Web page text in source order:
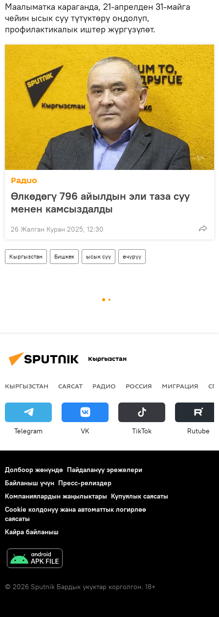
Маалыматка караганда, 21-апрелден 31-майга
чейин ысык суу түтүктөрү оңдолуп,
профилактикалык иштер жүргүзүлөт.
Радио
Өлкөдөгү 796 айылдын эли таза суу
менен камсыздалды
26 Жалган Куран 2025, 12:30
Кыргызстан Бишкек ысык суу өчүрүү
Кыргызстан
КЫРГЫЗСТАН САЯСАТ РАДИО РОССИЯ МИГРАЦИЯ
Telegram VK ТikТоk Rutube
Долбоор жөнүндө Пайдалануу эрежелери
Байланыш үчүн Пресс-релиздер
Компаниялардын жаңылыктары Купуялык саясаты
Cookie колдонуу жана автоматтык логирлөө
саясаты
Кайра байланыш
© 2026 Sputnik Бардык укуктар корголгон. 18+